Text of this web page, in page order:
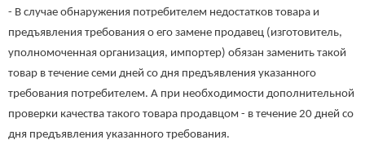
- В случае обнаружения потребителем недостатков товара и
предъявления требования о его замене продавец (изготовитель,
уполномоченная организация, импортер) обязан заменить такой
товар в течение семи дней со дня предъявления указанного
требования потребителем. А при необходимости дополнительной
проверки качества такого товара продавцом - в течение 20 дней со
дня предъявления указанного требования.